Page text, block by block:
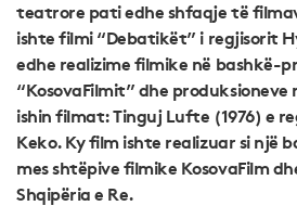
teatrore pati edhe shfaqje të
ishte filmi “Debatikët” i regjisorit
edhe realizime filmike në bashkë-
“KosovaFilmit” dhe
ishin filmat: Tinguj Lufte (1976) e
Keko. Ky film ishte realizuar si një
mes shtëpive filmike KosovaFilm
Shqipëria e Re.